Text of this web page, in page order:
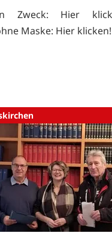
Zweck: Hier
Maske: Hier klicken!